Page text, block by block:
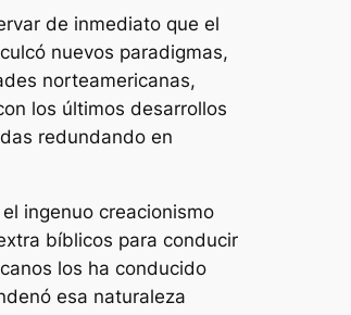
de inmediato que el
nuevos paradigmas,
norteamericanas,
los últimos desarrollos
redundando en
ingenuo creacionismo
bíblicos para conducir
los ha conducido
esa naturaleza